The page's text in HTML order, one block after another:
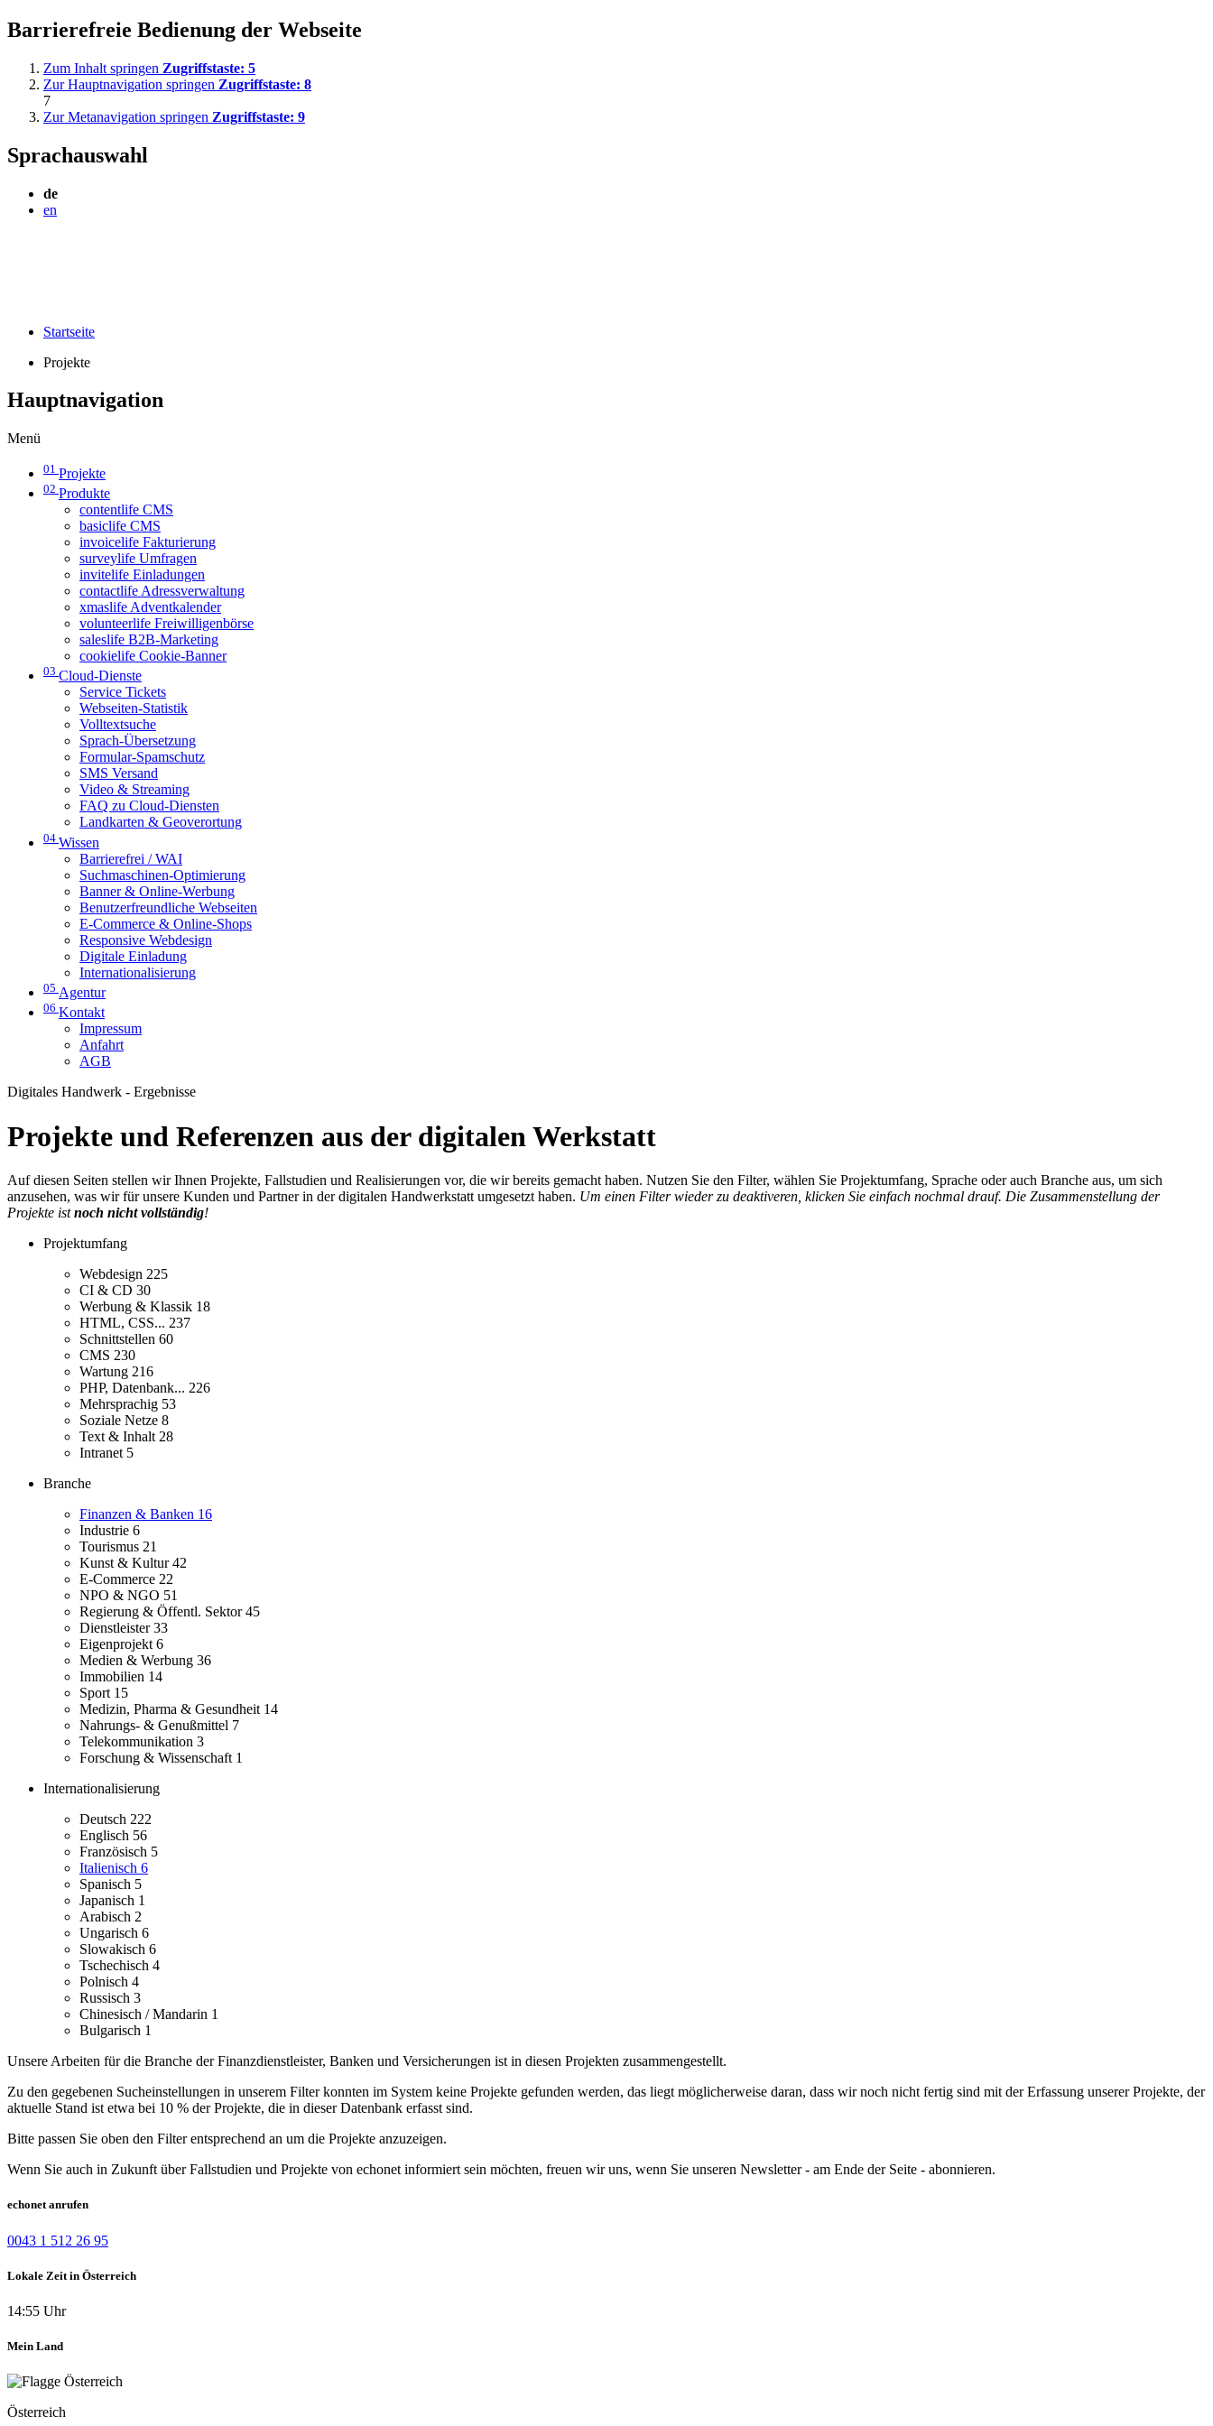
Barrierefreie Bedienung der Webseite
Zum Inhalt springen Zugriffstaste: 5
Zur Hauptnavigation springen Zugriffstaste: 8
7
Zur Metanavigation springen Zugriffstaste: 9
Sprachauswahl
de
en
Startseite
Projekte
Hauptnavigation
Menü
01 Projekte
02 Produkte
contentlife CMS
basiclife CMS
invoicelife Fakturierung
surveylife Umfragen
invitelife Einladungen
contactlife Adressverwaltung
xmaslife Adventkalender
volunteerlife Freiwilligenbörse
saleslife B2B-Marketing
cookielife Cookie-Banner
03 Cloud-Dienste
Service Tickets
Webseiten-Statistik
Volltextsuche
Sprach-Übersetzung
Formular-Spamschutz
SMS Versand
Video & Streaming
FAQ zu Cloud-Diensten
Landkarten & Geoverortung
04 Wissen
Barrierefrei / WAI
Suchmaschinen-Optimierung
Banner & Online-Werbung
Benutzerfreundliche Webseiten
E-Commerce & Online-Shops
Responsive Webdesign
Digitale Einladung
Internationalisierung
05 Agentur
06 Kontakt
Impressum
Anfahrt
AGB
Digitales Handwerk - Ergebnisse
Projekte und Referenzen aus der digitalen Werkstatt
Auf diesen Seiten stellen wir Ihnen Projekte, Fallstudien und Realisierungen vor, die wir bereits gemacht haben. Nutzen Sie den Filter, wählen Sie Projektumfang, Sprache oder auch Branche aus, um sich
anzusehen, was wir für unsere Kunden und Partner in der digitalen Handwerkstatt umgesetzt haben. Um einen Filter wieder zu deaktiveren, klicken Sie einfach nochmal drauf. Die Zusammenstellung der
Projekte istnoch nicht vollständig!
Projektumfang
Webdesign 225
CI & CD 30
Werbung & Klassik 18
HTML, CSS... 237
Schnittstellen 60
CMS 230
Wartung 216
PHP, Datenbank... 226
Mehrsprachig 53
Soziale Netze 8
Text & Inhalt 28
Intranet 5
Branche
Finanzen & Banken 16
Industrie 6
Tourismus 21
Kunst & Kultur42
E-Commerce 22
NPO & NGO 51
Regierung & Öffentl. Sektor45
Dienstleister33
Eigenprojekt 6
Medien & Werbung 36
Immobilien 14
Sport 15
Medizin, Pharma & Gesundheit 14
Nahrungs- & Genußmittel 7
Telekommunikation 3
Forschung & Wissenschaft 1
Internationalisierung
Deutsch 222
Englisch 56
Französisch 5
Italienisch 6
Spanisch 5
Japanisch 1
Arabisch 2
Ungarisch 6
Slowakisch 6
Tschechisch 4
Polnisch 4
Russisch 3
Chinesisch / Mandarin 1
Bulgarisch 1
Unsere Arbeiten für die Branche der Finanzdienstleister, Banken und Versicherungen ist in diesen Projekten zusammengestellt.
Zu den gegebenen Sucheinstellungen in unserem Filter konnten im System keine Projekte gefunden werden, das liegt möglicherweise daran, dass wir noch nicht fertig sind mit der Erfassung unserer Projekte, der
aktuelle Stand ist etwa bei 10 % der Projekte, die in dieser Datenbank erfasst sind.
Bitte passen Sie oben den Filter entsprechend an um die Projekte anzuzeigen.
Wenn Sie auch in Zukunft über Fallstudien und Projekte von echonet informiert sein möchten, freuen wir uns, wenn Sie unseren Newsletter - am Ende der Seite - abonnieren.
echonet anrufen
0043 1 512 26 95
Lokale Zeit in Österreich
14:55 Uhr
Mein Land
Österreich